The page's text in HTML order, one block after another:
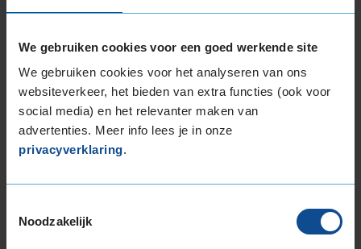
We gebruiken cookies voor een goed werkende site
We gebruiken cookies voor het analyseren van ons
websiteverkeer, het bieden van extra functies (ook voor
social media) en het relevanter maken van
advertenties. Meer info lees je in onze
privacyverklaring.
Noodzakelijk
Montage Veilig & Zeker
Per band € 40,-
Montage
Balanceren
Ventiel of TPMS service
Bandengarantieplan